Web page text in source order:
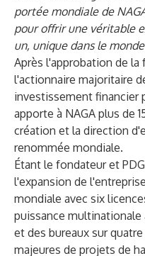
portée mondiale de
pour offrir une véritable
un, unique dans le
Après l'approbation de la
l'actionnaire majoritaire
investissement financier
apporte à NAGA plus de
création et la direction
renommée mondiale.
Étant le fondateur et
l'expansion de
mondiale avec six
puissance
et des bureaux sur
majeures de projets de